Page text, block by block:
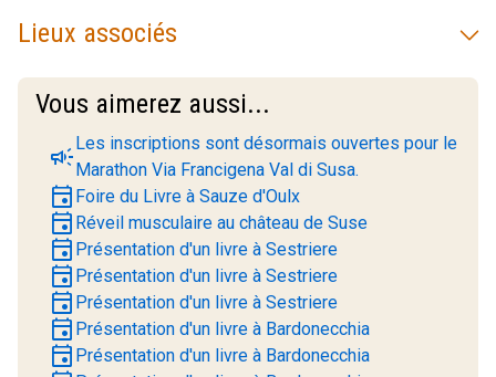
Lieux associés
Vous aimerez aussi...
campaignLes inscriptions sont désormais ouvertes pour le
Marathon Via Francigena Val di Susa.
event Foire du Livre à Sauze d'Oulx
event Réveil musculaire au château de Suse
event Présentation d'un livre à Sestriere
event Présentation d'un livre à Sestriere
event Présentation d'un livre à Sestriere
event Présentation d'un livre à Bardonecchia
event Présentation d'un livre à Bardonecchia